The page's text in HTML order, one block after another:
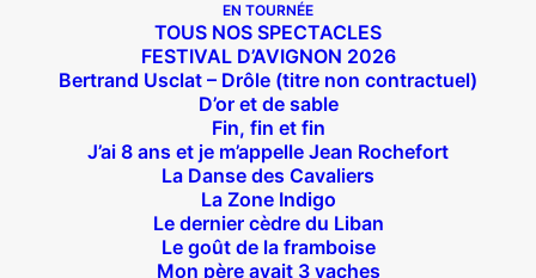
EN TOURNÉE
TOUS NOS SPECTACLES
FESTIVAL D’AVIGNON 2026
Bertrand Usclat – Drôle (titre non contractuel)
D’or et de sable
Fin, fin et fin
J’ai 8 ans et je m’appelle Jean Rochefort
La Danse des Cavaliers
La Zone Indigo
Le dernier cèdre du Liban
Le goût de la framboise
Mon père avait 3 vaches